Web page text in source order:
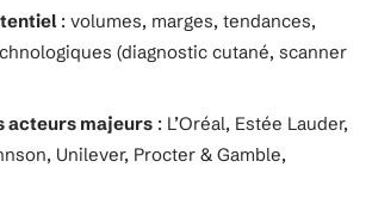
: volumes, marges, tendances,
(diagnostic cutané, scanner
acteurs majeurs : L’Oréal, Estée Lauder,
Unilever, Procter & Gamble,